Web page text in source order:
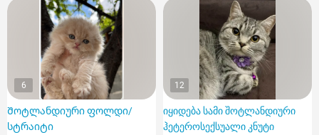
6
Შოტლანდიური ფოლდი/
სტრაიტი
12
იყიდება სამი შოტლანდიური
ჰეტეროსექსუალი კნუტი